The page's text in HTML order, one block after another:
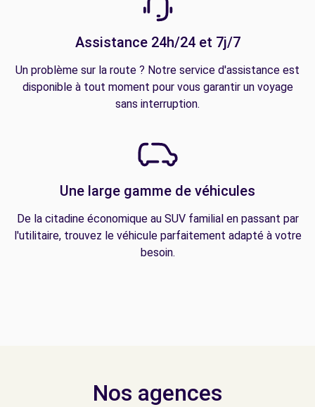
Assistance 24h/24 et 7j/7
Un problème sur la route ? Notre service d'assistance est
disponible à tout moment pour vous garantir un voyage
sans interruption.
Une large gamme de véhicules
De la citadine économique au SUV familial en passant par
l'utilitaire, trouvez le véhicule parfaitement adapté à votre
besoin.
Nos agences